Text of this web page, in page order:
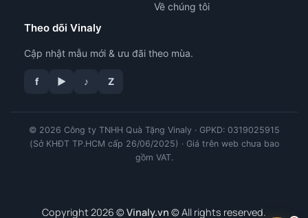
Về chúng tôi
Theo dõi Vinaly
Cập nhật mẫu mới & ưu đãi theo mùa.
f ▶ ♪ Z
© 2026 Công ty TNHH Quà Tặng Vinaly · GPKD: 0319025915
(Sở KHĐT TP.HCM cấp 26/06/2025) · Giá trên web chưa bao
gồm VAT.
Copyright 2026 © Vinaly.vn © All rights reserved.
tư vấn công nghệ in